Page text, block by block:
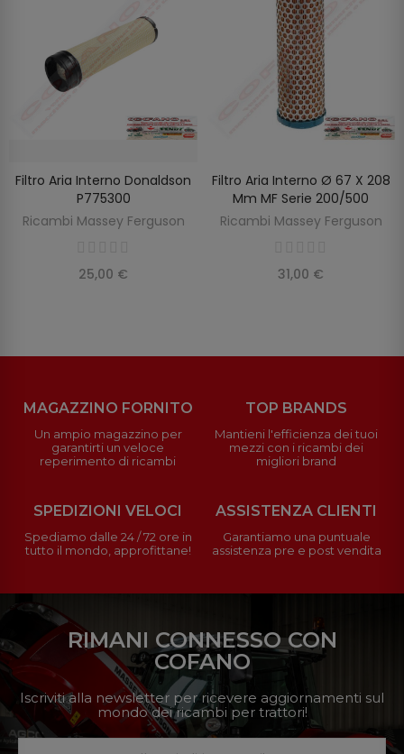
AGGIUNGI AL CARRELLO
Filtro Aria Interno Donaldson
P775300
Ricambi Massey Ferguson
25,00 €
SCOPRIRE
Filtro Aria Interno Ø 67 X 208
Mm MF Serie 200/500
Ricambi Massey Ferguson
31,00 €
MAGAZZINO FORNITO
Un ampio magazzino per
garantirti un veloce
reperimento di ricambi
TOP BRANDS
Mantieni l'efficienza dei tuoi
mezzi con i ricambi dei
migliori brand
SPEDIZIONI VELOCI
Spediamo dalle 24 / 72 ore in
tutto il mondo, approfittane!
ASSISTENZA CLIENTI
Garantiamo una puntuale
assistenza pre e post vendita
RIMANI CONNESSO CON
COFANO
Iscriviti alla newsletter per ricevere aggiornamenti sul
mondo dei ricambi per trattori!